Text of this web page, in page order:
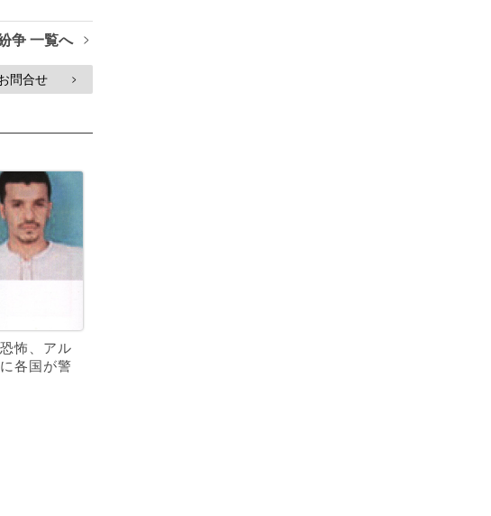
争 一覧へ >
問合せ >
怖、アル
各国が警